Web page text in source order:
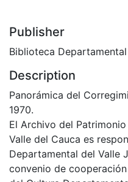
Publisher
Biblioteca
Description
Panorámica del
1970.
El Archivo del
Valle del Cauca es
Departamental del Valle
convenio de